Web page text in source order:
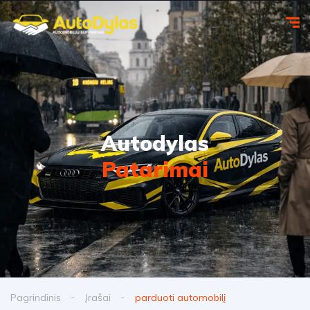
Autodylas
Patarimai
Pagrindinis Įrašai parduoti automobilį